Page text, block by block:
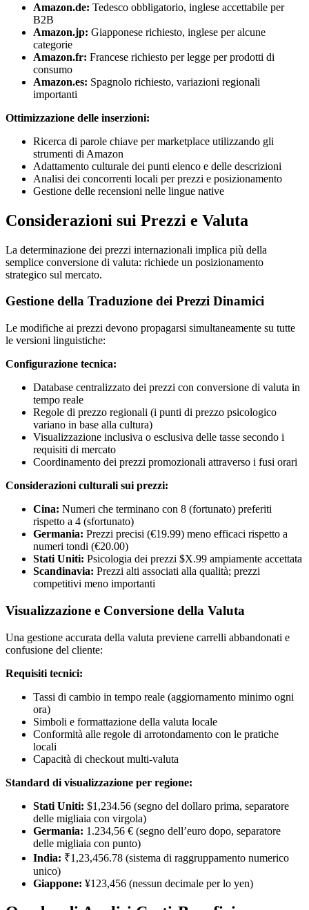
Amazon.de: Tedesco obbligatorio, inglese accettabile per
B2B
Amazon.jp: Giapponese richiesto, inglese per alcune
categorie
Amazon.fr: Francese richiesto per legge per prodotti di
consumo
Amazon.es: Spagnolo richiesto, variazioni regionali
importanti
Ottimizzazione delle inserzioni:
Ricerca di parole chiave per marketplace utilizzando gli
strumenti di Amazon
Adattamento culturale dei punti elenco e delle descrizioni
Analisi dei concorrenti locali per prezzi e posizionamento
Gestione delle recensioni nelle lingue native
Considerazioni sui Prezzi e Valuta
La determinazione dei prezzi internazionali implica più della
semplice conversione di valuta: richiede un posizionamento
strategico sul mercato.
Gestione della Traduzione dei Prezzi Dinamici
Le modifiche ai prezzi devono propagarsi simultaneamente su tutte
le versioni linguistiche:
Configurazione tecnica:
Database centralizzato dei prezzi con conversione di valuta in
tempo reale
Regole di prezzo regionali (i punti di prezzo psicologico
variano in base alla cultura)
Visualizzazione inclusiva o esclusiva delle tasse secondo i
requisiti di mercato
Coordinamento dei prezzi promozionali attraverso i fusi orari
Considerazioni culturali sui prezzi:
Cina: Numeri che terminano con 8 (fortunato) preferiti
rispetto a 4 (sfortunato)
Germania: Prezzi precisi (€19.99) meno efficaci rispetto a
numeri tondi (€20.00)
Stati Uniti: Psicologia dei prezzi $X.99 ampiamente accettata
Scandinavia: Prezzi alti associati alla qualità; prezzi
competitivi meno importanti
Visualizzazione e Conversione della Valuta
Una gestione accurata della valuta previene carrelli abbandonati e
confusione del cliente:
Requisiti tecnici:
Tassi di cambio in tempo reale (aggiornamento minimo ogni
ora)
Simboli e formattazione della valuta locale
Conformità alle regole di arrotondamento con le pratiche
locali
Capacità di checkout multi-valuta
Standard di visualizzazione per regione:
Stati Uniti: $1,234.56 (segno del dollaro prima, separatore
delle migliaia con virgola)
Germania: 1.234,56 € (segno dell’euro dopo, separatore
delle migliaia con punto)
India: ₹1,23,456.78 (sistema di raggruppamento numerico
unico)
Giappone: ¥123,456 (nessun decimale per lo yen)